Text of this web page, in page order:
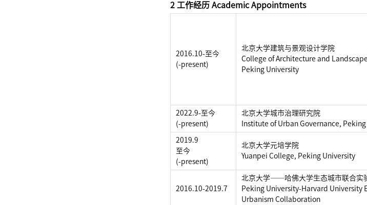
2 工作经历 Academic Appointments
2016.10-至今
(-present)
北京大学建筑与景观设计学院
College of Architecture and
Peking University
2022.9-至今
(-present)
北京大学城市治理研究院
Institute of Urban Governance,
2019.9
至今
(-present)
北京大学元培学院
Yuanpei College, Peking University
2016.10-2019.7
北京大学——哈佛大学生态城市联合实
Peking University-Harvard University
Urbanism Collaboration